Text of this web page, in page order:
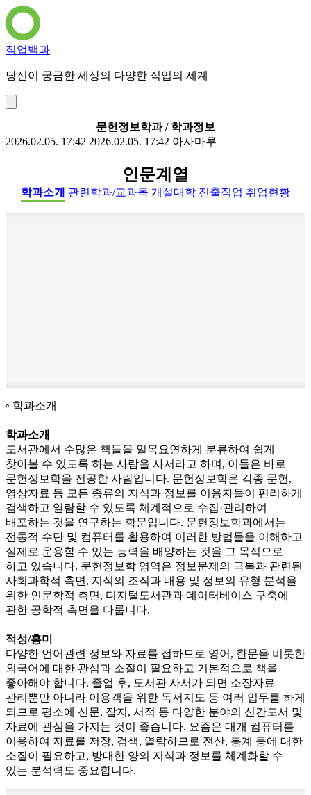
직업백과
당신이 궁금한 세상의 다양한 직업의 세계
문헌정보학과 / 학과정보
2026.02.05. 17:42 2026.02.05. 17:42 아사마루
인문계열
학과소개 관련학과/교과목 개설대학 진출직업 취업현황
학과소개
학과소개
도서관에서 수많은 책들을 일목요연하게 분류하여 쉽게
찾아볼 수 있도록 하는 사람을 사서라고 하며, 이들은 바로
문헌정보학을 전공한 사람입니다. 문헌정보학은 각종 문헌,
영상자료 등 모든 종류의 지식과 정보를 이용자들이 편리하게
검색하고 열람할 수 있도록 체계적으로 수집·관리하여
배포하는 것을 연구하는 학문입니다. 문헌정보학과에서는
전통적 수단 및 컴퓨터를 활용하여 이러한 방법들을 이해하고
실제로 운용할 수 있는 능력을 배양하는 것을 그 목적으로
하고 있습니다. 문헌정보학 영역은 정보문제의 극복과 관련된
사회과학적 측면, 지식의 조직과 내용 및 정보의 유형 분석을
위한 인문학적 측면, 디지털도서관과 데이터베이스 구축에
관한 공학적 측면을 다룹니다.
적성/흥미
다양한 언어관련 정보와 자료를 접하므로 영어, 한문을 비롯한
외국어에 대한 관심과 소질이 필요하고 기본적으로 책을
좋아해야 합니다. 졸업 후, 도서관 사서가 되면 소장자료
관리뿐만 아니라 이용객을 위한 독서지도 등 여러 업무를 하게
되므로 평소에 신문, 잡지, 서적 등 다양한 분야의 신간도서 및
자료에 관심을 가지는 것이 좋습니다. 요즘은 대개 컴퓨터를
이용하여 자료를 저장, 검색, 열람하므로 전산, 통계 등에 대한
소질이 필요하고, 방대한 양의 지식과 정보를 체계화할 수
있는 분석력도 중요합니다.